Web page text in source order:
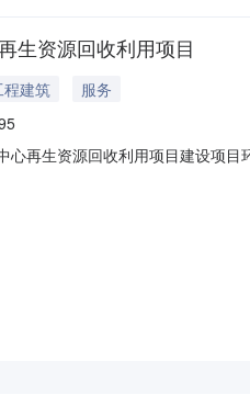
生资源回收利用项目
程建筑
服务
心再生资源回收利用项目建设项
06建设性质新建备案依据该项目